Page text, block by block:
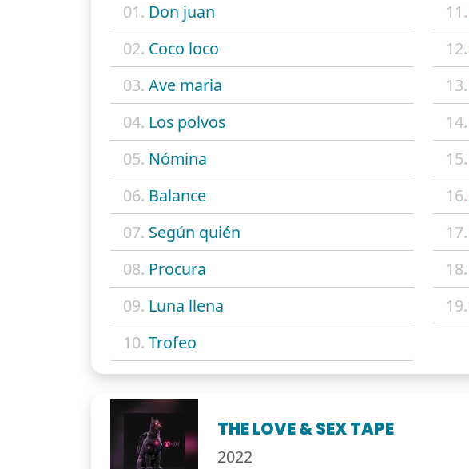
01. Don juan
02. Coco loco
03. Ave maria
04. Los polvos
05. Nómina
06. Balance
07. Según quién
08. Procura
09. Luna llena
10. Trofeo
11.
12.
13.
14.
15.
16.
17.
18.
19.
THE LOVE & SEX TAPE
2022